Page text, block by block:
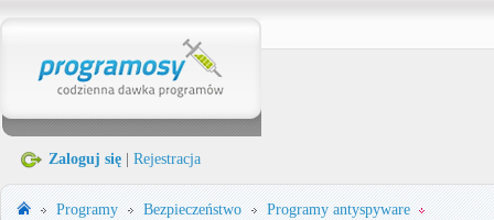
Zaloguj się Rejestracja
Programy Bezpieczeństwo Programy antyspyware